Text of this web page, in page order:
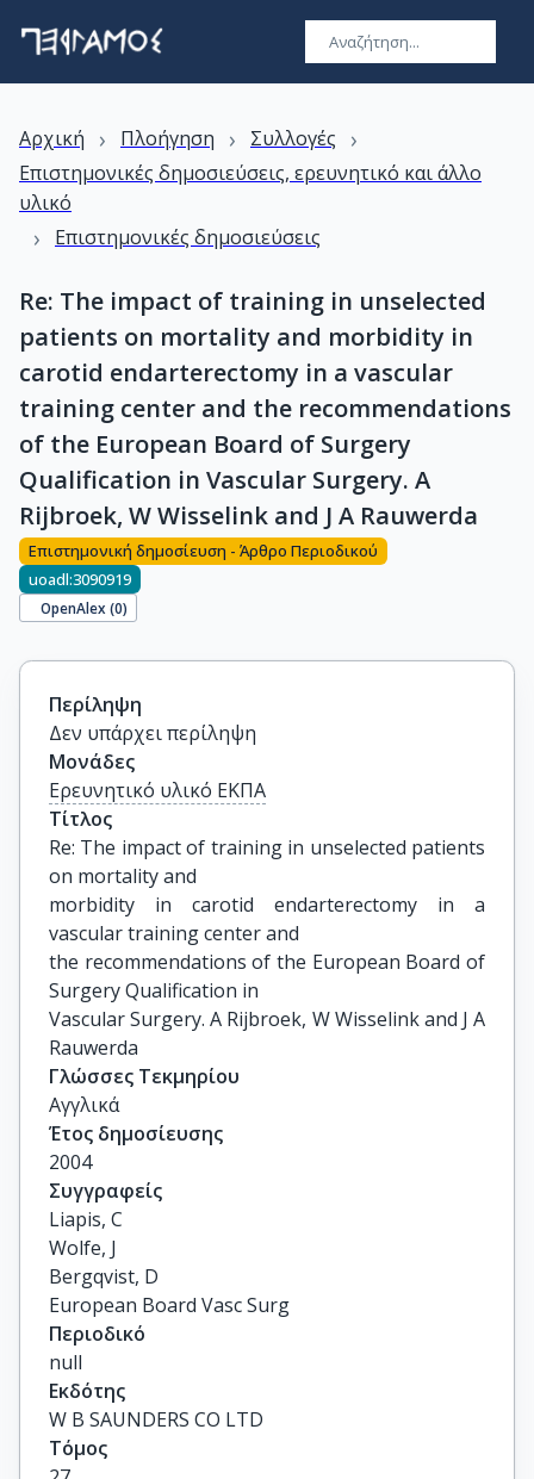
Αρχική › Πλοήγηση › Συλλογές ›
Επιστημονικές δημοσιεύσεις, ερευνητικό και άλλο
υλικό
› Επιστημονικές δημοσιεύσεις
Re: The impact of training in unselected
patients on mortality and morbidity in
carotid endarterectomy in a vascular
training center and the recommendations
of the European Board of Surgery
Qualification in Vascular Surgery. A
Rijbroek, W Wisselink and J A Rauwerda
Επιστημονική δημοσίευση - Άρθρο Περιοδικού
uoadl:3090919
OpenAlex (0)
Περίληψη
Δεν υπάρχει περίληψη
Μονάδες
Ερευνητικό υλικό ΕΚΠΑ
Τίτλος
Re: The impact of training in unselected patients
on mortality and
morbidity in carotid endarterectomy in a
vascular training center and
the recommendations of the European Board of
Surgery Qualification in
Vascular Surgery. A Rijbroek, W Wisselink and J A
Rauwerda
Γλώσσες Τεκμηρίου
Αγγλικά
Έτος δημοσίευσης
2004
Συγγραφείς
Liapis, C
Wolfe, J
Bergqvist, D
European Board Vasc Surg
Περιοδικό
null
Εκδότης
W B SAUNDERS CO LTD
Τόμος